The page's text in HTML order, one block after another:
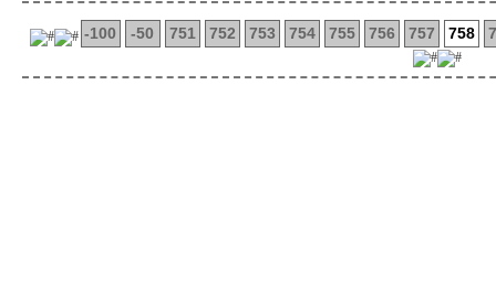
-100 -50 751 752 753 754 755 756 757 758